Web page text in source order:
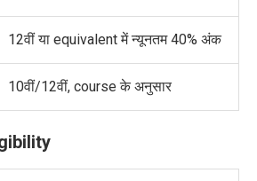
12वीं या equivalent में न्यूनतम 40% अंक
10वीं/12वीं, course के अनुसार